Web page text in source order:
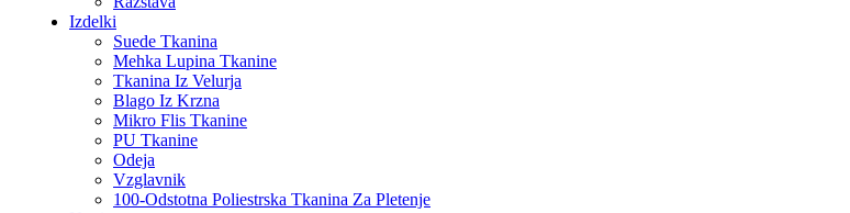
Izdelki
Suede Tkanina
Mehka Lupina Tkanine
Tkanina Iz Velurja
Blago Iz Krzna
Mikro Flis Tkanine
PU Tkanine
Odeja
Vzglavnik
100-Odstotna Poliestrska Tkanina Za Pletenje